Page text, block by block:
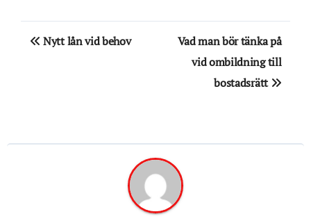
Inläggsnavigering
Nytt lån vid behov
Vad man bör tänka på
vid ombildning till
bostadsrätt